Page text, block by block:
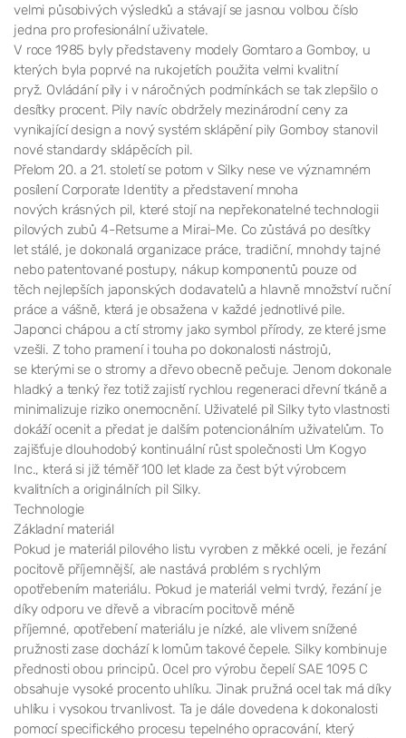
velmi působivých výsledků a stávají se jasnou volbou číslo
jedna pro profesionální uživatele.
V roce 1985 byly představeny modely Gomtaro a Gomboy, u
kterých byla poprvé na rukojetích použita velmi kvalitní
pryž. Ovládání pily i v náročných podmínkách se tak zlepšilo o
desítky procent. Pily navíc obdržely mezinárodní ceny za
vynikající design a nový systém sklápění pily Gomboy stanovil
nové standardy sklápěcích pil.
Přelom 20. a 21. století se potom v Silky nese ve významném
posílení Corporate Identity a představení mnoha
nových krásných pil, které stojí na nepřekonatelné technologii
pilových zubů 4-Retsume a Mirai-Me. Co zůstává po desítky
let stálé, je dokonalá organizace práce, tradiční, mnohdy tajné
nebo patentované postupy, nákup komponentů pouze od
těch nejlepších japonských dodavatelů a hlavně množství ruční
práce a vášně, která je obsažena v každé jednotlivé pile.
Japonci chápou a ctí stromy jako symbol přírody, ze které jsme
vzešli. Z toho pramení i touha po dokonalosti nástrojů,
se kterými se o stromy a dřevo obecně pečuje. Jenom dokonale
hladký a tenký řez totiž zajistí rychlou regeneraci dřevní tkáně a
minimalizuje riziko onemocnění. Uživatelé pil Silky tyto vlastnosti
dokáží ocenit a předat je dalším potencionálním uživatelům. To
zajišťuje dlouhodobý kontinuální růst společnosti Um Kogyo
Inc., která si již téměř 100 let klade za čest být výrobcem
kvalitních a originálních pil Silky.
Technologie
Základní materiál
Pokud je materiál pilového listu vyroben z měkké oceli, je řezání
pocitově příjemnější, ale nastává problém s rychlým
opotřebením materiálu. Pokud je materiál velmi tvrdý, řezání je
díky odporu ve dřevě a vibracím pocitově méně
příjemné, opotřebení materiálu je nízké, ale vlivem snížené
pružnosti zase dochází k lomům takové čepele. Silky kombinuje
přednosti obou principů. Ocel pro výrobu čepelí SAE 1095 C
obsahuje vysoké procento uhlíku. Jinak pružná ocel tak má díky
uhlíku i vysokou trvanlivost. Ta je dále dovedena k dokonalosti
pomocí specifického procesu tepelného opracování, který